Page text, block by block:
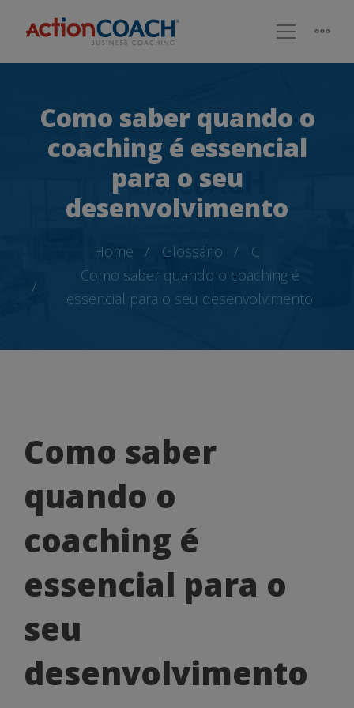
Como saber quando o
coaching é essencial
para o seu
desenvolvimento
Home Glossário
C
Como saber quando o coaching é
essencial para o seu desenvolvimento
Como
saber
quando
o
coaching
é
essencial
para
o
Como saber
quando o
coaching é
essencial para o
seu
desenvolvimento